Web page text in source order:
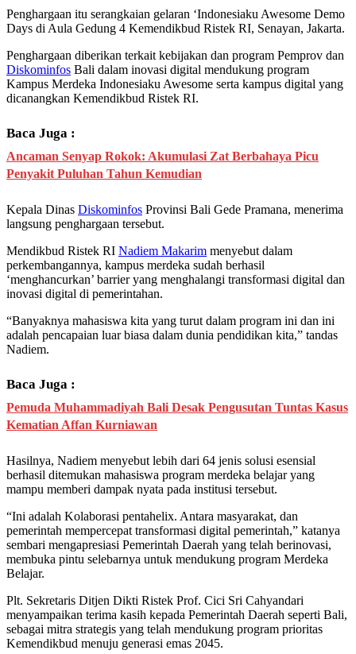
Penghargaan itu serangkaian gelaran ‘Indonesiaku Awesome Demo
Days di Aula Gedung 4 Kemendikbud Ristek RI, Senayan, Jakarta.
Penghargaan diberikan terkait kebijakan dan program Pemprov dan
Diskominfos Bali dalam inovasi digital mendukung program
Kampus Merdeka Indonesiaku Awesome serta kampus digital yang
dicanangkan Kemendikbud Ristek RI.
Baca Juga :
Ancaman Senyap Rokok: Akumulasi Zat Berbahaya Picu
Penyakit Puluhan Tahun Kemudian
Kepala Dinas Diskominfos Provinsi Bali Gede Pramana, menerima
langsung penghargaan tersebut.
Mendikbud Ristek RI Nadiem Makarim menyebut dalam
perkembangannya, kampus merdeka sudah berhasil
‘menghancurkan’ barrier yang menghalangi transformasi digital dan
inovasi digital di pemerintahan.
“Banyaknya mahasiswa kita yang turut dalam program ini dan ini
adalah pencapaian luar biasa dalam dunia pendidikan kita,” tandas
Nadiem.
Baca Juga :
Pemuda Muhammadiyah Bali Desak Pengusutan Tuntas Kasus
Kematian Affan Kurniawan
Hasilnya, Nadiem menyebut lebih dari 64 jenis solusi esensial
berhasil ditemukan mahasiswa program merdeka belajar yang
mampu memberi dampak nyata pada institusi tersebut.
“Ini adalah Kolaborasi pentahelix. Antara masyarakat, dan
pemerintah mempercepat transformasi digital pemerintah,” katanya
sembari mengapresiasi Pemerintah Daerah yang telah berinovasi,
membuka pintu selebarnya untuk mendukung program Merdeka
Belajar.
Plt. Sekretaris Ditjen Dikti Ristek Prof. Cici Sri Cahyandari
menyampaikan terima kasih kepada Pemerintah Daerah seperti Bali,
sebagai mitra strategis yang telah mendukung program prioritas
Kemendikbud menuju generasi emas 2045.